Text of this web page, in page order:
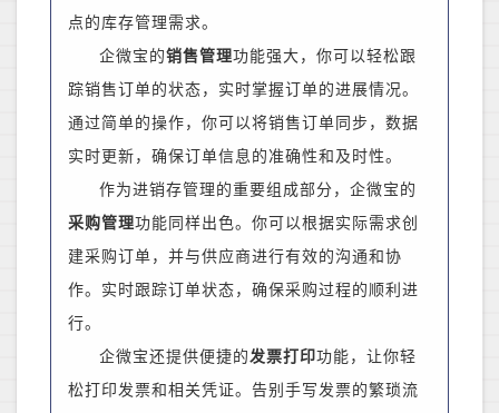
点的库存管理需求。
企微宝的销售管理功能强大，你可以轻松跟
踪销售订单的状态，实时掌握订单的进展情况。
通过简单的操作，你可以将销售订单同步， 数据
实时更新， 确保订单信息的准确性和及时性。
作为进销存管理的重要组成部分，企微宝的
采购管理功能同样出色。你可以根据实际需求创
建采购订单，并与供应商进行有效的沟通和协
作。实时跟踪订单状态，确保采购过程的顺利进
行。
企微宝还提供便捷的发票打印功能，让你轻
松打印发票和相关凭证。告别手写发票的繁琐流